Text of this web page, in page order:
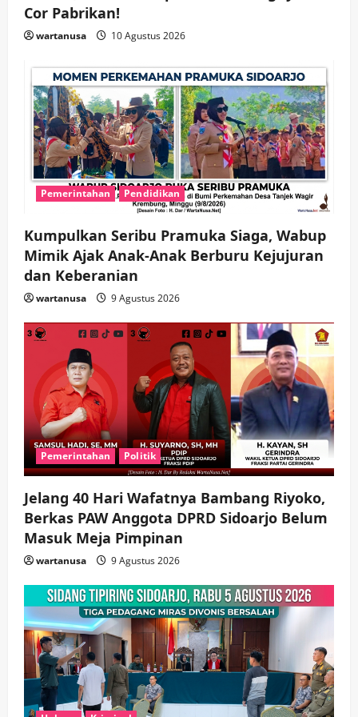
3
4
Ekonomi Hiburan
Tumplek Blek di Bazar Rakyat Jalan
Jambu, Borong Kuliner UMKM Sambil
Nonton Jaranan!
wartanusa 4 Agustus 2026
Keagamaan Pemerintahan
Pemkab Sidoarjo & Muhammadiyah
Sinergi Permudah Perizinan, Wakaf,
hingga Hibah
wartanusa 4 Agustus 2026
Cor Pabrikan!
wartanusa 10 Agustus 2026
Pemerintahan Pendidikan
Kumpulkan Seribu Pramuka Siaga, Wabup
Mimik Ajak Anak-Anak Berburu Kejujuran
dan Keberanian
wartanusa 9 Agustus 2026
Pemerintahan Politik
Jelang 40 Hari Wafatnya Bambang Riyoko,
Berkas PAW Anggota DPRD Sidoarjo Belum
Masuk Meja Pimpinan ​
wartanusa 9 Agustus 2026